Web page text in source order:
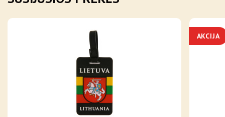
AKCIJA